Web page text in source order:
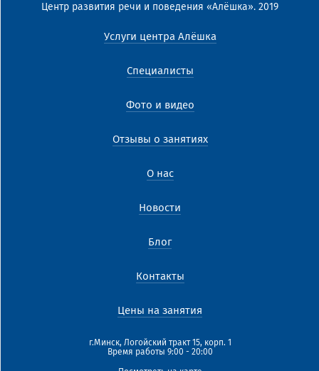
Центр развития речи и поведения «Алёшка». 2019
Услуги центра Алёшка
Специалисты
Фото и видео
Отзывы о занятиях
О нас
Новости
Блог
Контакты
Цены на занятия
г.Минск, Логойский тракт 15, корп. 1
Время работы 9:00 - 20:00